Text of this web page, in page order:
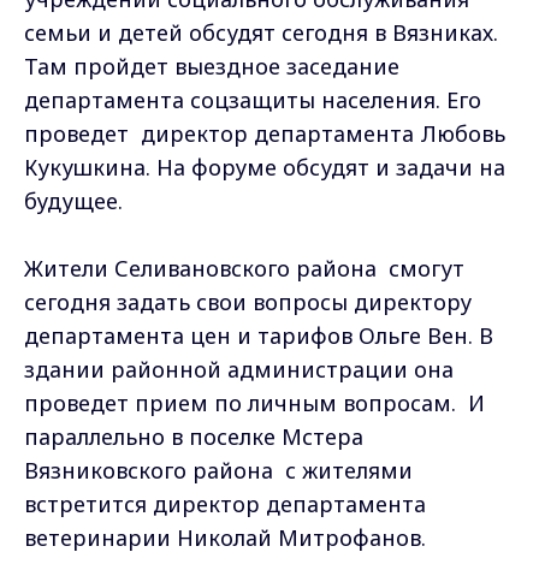
семьи и детей обсудят сегодня в Вязниках.
Там пройдет выездное заседание
департамента соцзащиты населения. Его
проведет директор департамента Любовь
Кукушкина. На форуме обсудят и задачи на
будущее.
Жители Селивановского района смогут
сегодня задать свои вопросы директору
департамента цен и тарифов Ольге Вен. В
здании районной администрации она
проведет прием по личным вопросам. И
параллельно в поселке Мстера
Вязниковского района с жителями
встретится директор департамента
ветеринарии Николай Митрофанов.